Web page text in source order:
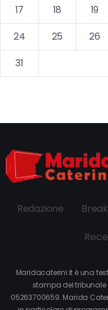
17
18 19
24
25 26
31
Redazione
Maridacaterini.it è una
stampa del tribunale
05263700659. Marida